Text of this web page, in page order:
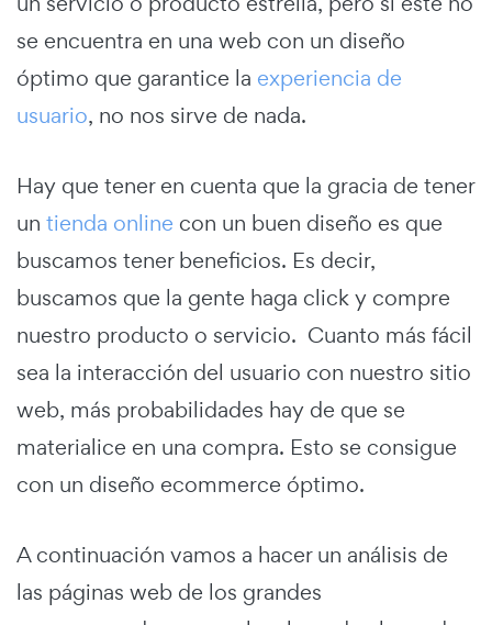
se encuentra en una web con un diseño
óptimo que garantice la experiencia de
usuario, no nos sirve de nada.
Hay que tener en cuenta que la gracia de tener
un tienda online con un buen diseño es que
buscamos tener beneficios. Es decir,
buscamos que la gente haga click y compre
nuestro producto o servicio. Cuanto más fácil
sea la interacción del usuario con nuestro sitio
web, más probabilidades hay de que se
materialice en una compra. Esto se consigue
con un diseño ecommerce óptimo.
A continuación vamos a hacer un análisis de
las páginas web de los grandes